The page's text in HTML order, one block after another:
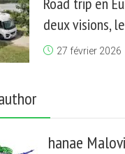
deux visions,
27 février 2026
hanae